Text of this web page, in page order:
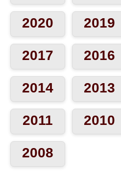
2020 2019
2017 2016
2014 2013
2011 2010
2008